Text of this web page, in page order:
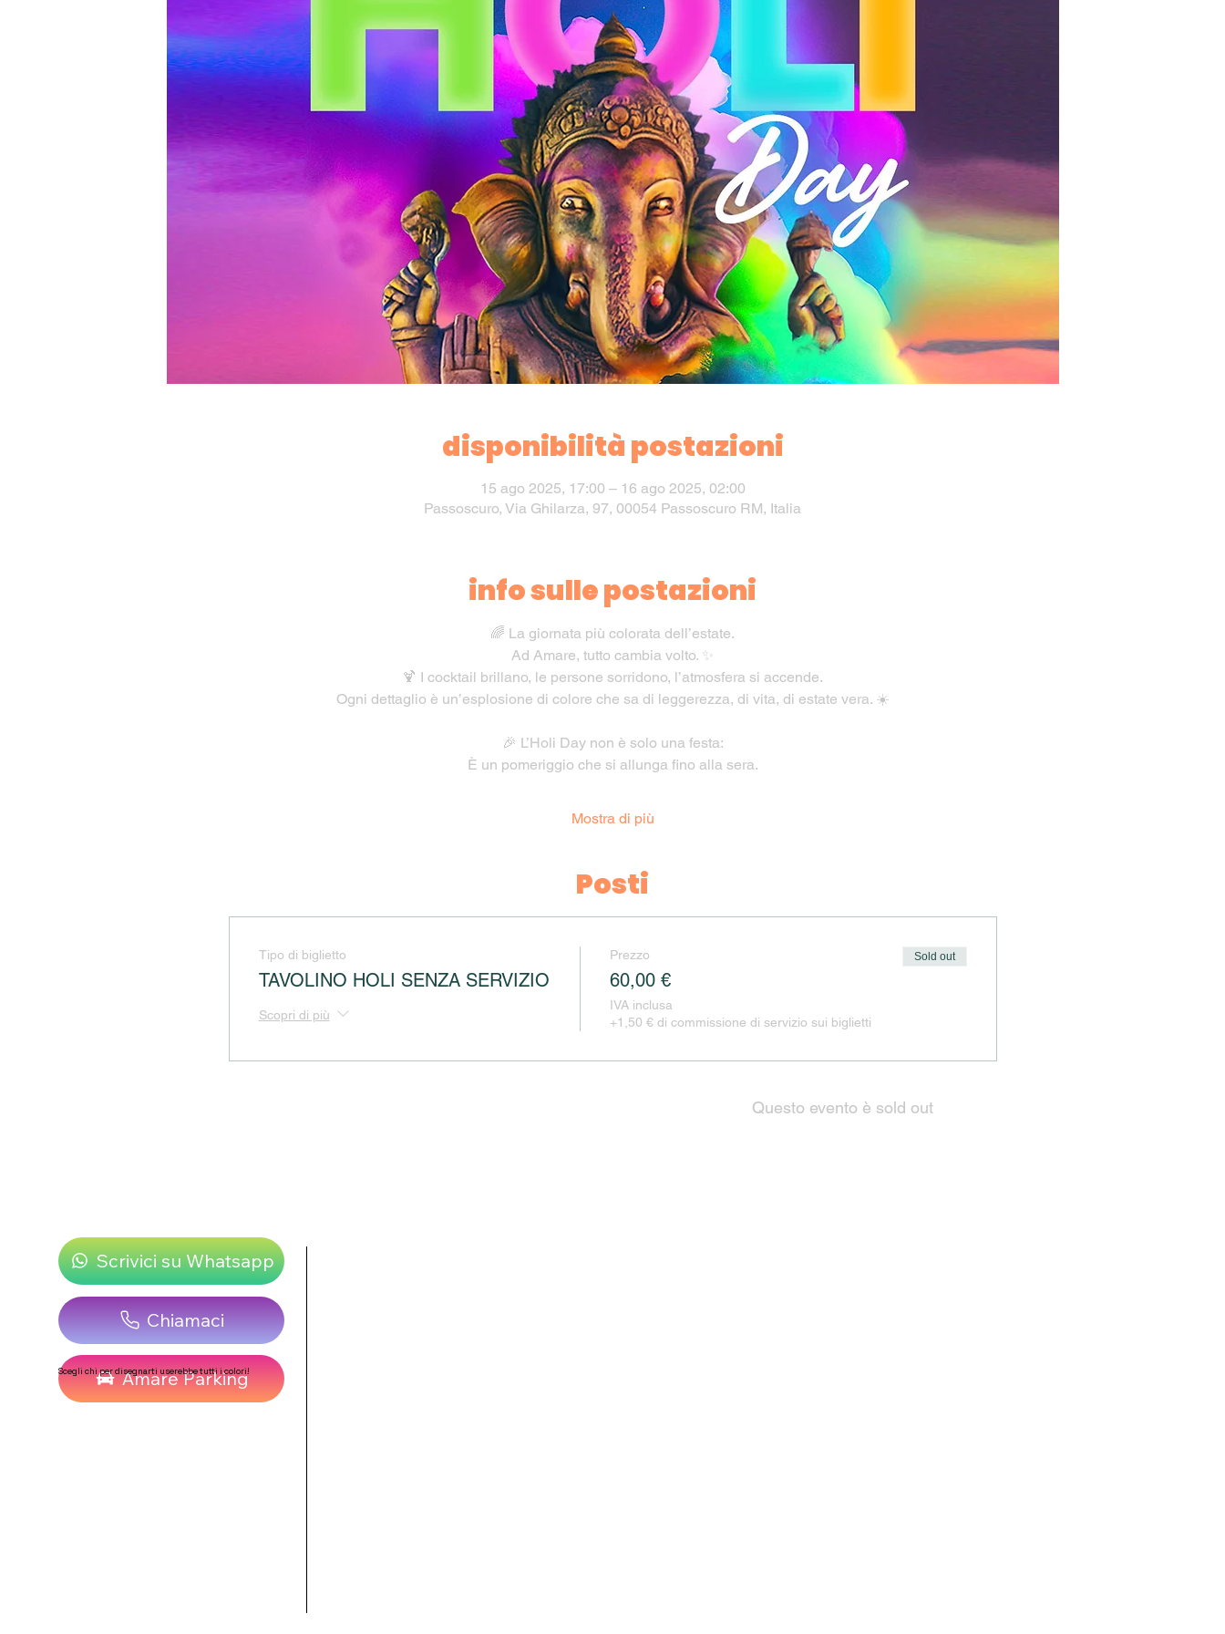
disponibilità postazioni
15 ago 2025, 17:00 – 16 ago 2025, 02:00
Passoscuro, Via Ghilarza, 97, 00054 Passoscuro RM, Italia
info sulle postazioni
🌈 La giornata più colorata dell’estate.
Ad Amare, tutto cambia volto. ✨
🍹 I cocktail brillano, le persone sorridono, l’atmosfera si accende.
Ogni dettaglio è un’esplosione di colore che sa di leggerezza, di vita, di estate vera. ☀️
🎉 L’Holi Day non è solo una festa:
È un pomeriggio che si allunga fino alla sera.
Mostra di più
Posti
Tipo di biglietto
TAVOLINO HOLI SENZA SERVIZIO
Scopri di più
Prezzo
60,00 €
IVA inclusa
+1,50 € di commissione di servizio sui biglietti
Sold out
Questo evento è sold out
Scrivici su Whatsapp
Chiamaci
Amare Parking
Scegli chi per disegnarti userebbe tutti i colori!